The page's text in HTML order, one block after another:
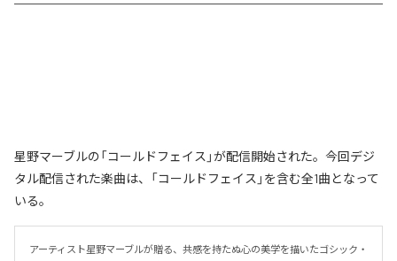
星野マーブルの「コールドフェイス」が配信開始された。今回デジ
タル配信された楽曲は、「コールドフェイス」を含む全1曲となって
いる。
アーティスト星野マーブルが贈る、共感を持たぬ心の美学を描いたゴシック・